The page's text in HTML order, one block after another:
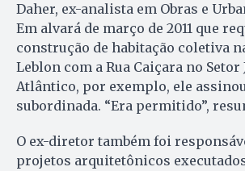
Daher, ex-analista em Obras e
Em alvará de março de 2011 que
construção de habitação coletiva
Leblon com a Rua Caiçara no Setor
Atlântico, por exemplo, ele
subordinada. “Era permitido”,
O ex-diretor também foi
projetos arquitetônicos